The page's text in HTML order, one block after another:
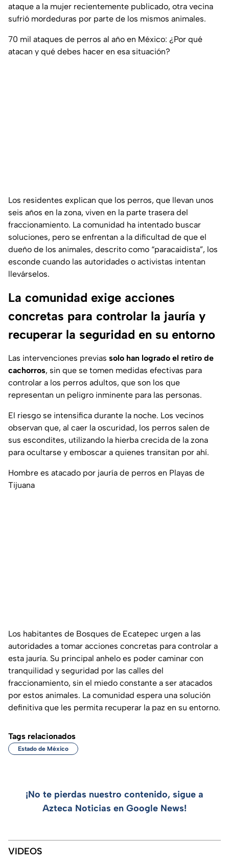
ataque a la mujer recientemente publicado, otra vecina
sufrió mordeduras por parte de los mismos animales.
70 mil ataques de perros al año en México: ¿Por qué
atacan y qué debes hacer en esa situación?
Los residentes explican que los perros, que llevan unos
seis años en la zona, viven en la parte trasera del
fraccionamiento. La comunidad ha intentado buscar
soluciones, pero se enfrentan a la dificultad de que el
dueño de los animales, descrito como “paracaidista”, los
esconde cuando las autoridades o activistas intentan
llevárselos.
La comunidad exige acciones
concretas para controlar la jauría y
recuperar la seguridad en su entorno
Las intervenciones previas solo han logrado el retiro de
cachorros, sin que se tomen medidas efectivas para
controlar a los perros adultos, que son los que
representan un peligro inminente para las personas.
El riesgo se intensifica durante la noche. Los vecinos
observan que, al caer la oscuridad, los perros salen de
sus escondites, utilizando la hierba crecida de la zona
para ocultarse y emboscar a quienes transitan por ahí.
Hombre es atacado por jauría de perros en Playas de
Tijuana
Los habitantes de Bosques de Ecatepec urgen a las
autoridades a tomar acciones concretas para controlar a
esta jauría. Su principal anhelo es poder caminar con
tranquilidad y seguridad por las calles del
fraccionamiento, sin el miedo constante a ser atacados
por estos animales. La comunidad espera una solución
definitiva que les permita recuperar la paz en su entorno.
Tags relacionados
Estado de México
¡No te pierdas nuestro contenido, sigue a
Azteca Noticias en Google News!
VIDEOS